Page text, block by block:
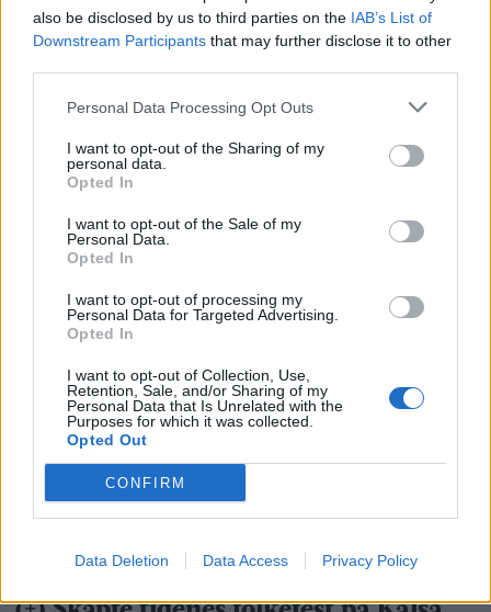
also be disclosed by us to third parties on the IAB’s List of
Downstream Participants that may further disclose it to other
Personal Data Processing Opt Outs
I want to opt-out of the Sharing of my
personal data.
Opted In
I want to opt-out of the Sale of my
Personal Data.
Opted In
I want to opt-out of processing my
Personal Data for Targeted Advertising.
Opted In
I want to opt-out of Collection, Use,
Retention, Sale, and/or Sharing of my
Personal Data that Is Unrelated with the
Purposes for which it was collected.
Opted Out
CONFIRM
Data Deletion Data Access Privacy Policy